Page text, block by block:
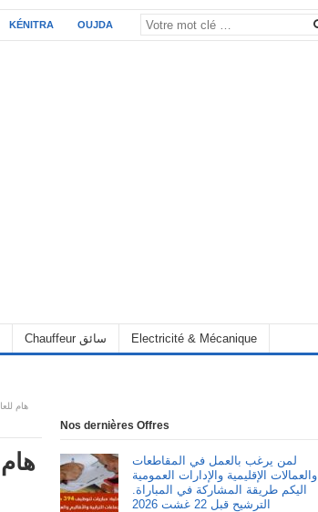
KÉNITRA OUJDA
Chauffeur سائق Electricité & Mécanique
Nos dernières Offres
لمن يرغب بالعمل في المقاطعات
والعمالات الإقليمية والإدارات العمومية
اليكم طريقة المشاركة في المباراة.
الترشيح قبل 22 غشت 2026